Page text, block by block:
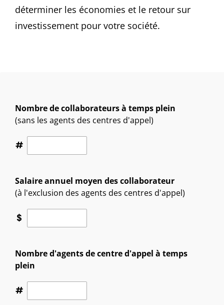
déterminer les économies et le retour sur
investissement pour votre société.
Nombre de collaborateurs à temps plein
(sans les agents des centres d'appel)
#
Salaire annuel moyen des collaborateur
(à l'exclusion des agents des centres d'appel)
$
Nombre d'agents de centre d'appel à temps
plein
#